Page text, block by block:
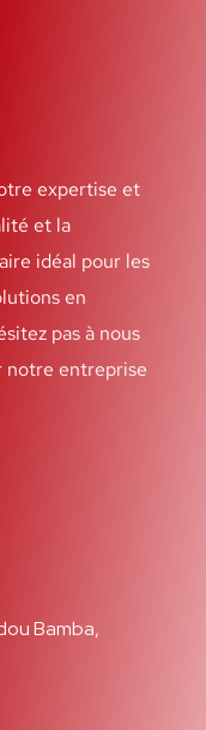
expertise et
et la
idéal pour les
en
pas à nous
notre entreprise
Bamba,